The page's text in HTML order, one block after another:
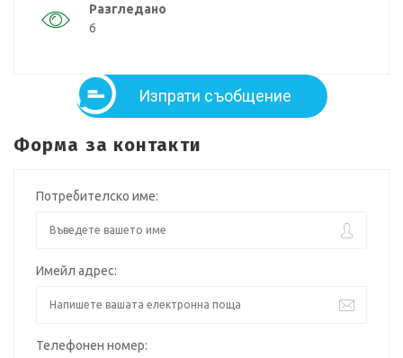
Разгледано
6
Изпрати съобщение
Форма за контакти
Потребителско име:
Имейл адрес:
Телефонен номер: